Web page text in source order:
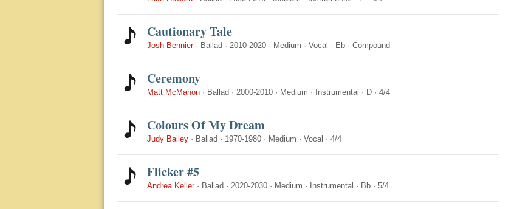
Cautionary Tale
Josh Bennier· Ballad · 2010-2020 · Medium · Vocal · Eb · Compound
Ceremony
Matt McMahon · Ballad · 2000-2010 · Medium · Instrumental · D · 4/4
Colours Of My Dream
Judy Bailey · Ballad · 1970-1980 · Medium · Vocal · 4/4
Flicker #5
Andrea Keller· Ballad · 2020-2030 · Medium · Instrumental · Bb · 5/4